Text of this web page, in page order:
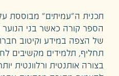
תכנית ה"עמיתים" מבוססת
הספר קורה כאשר בני הנוער
של הצפה במידע וקיטוב
תחליף, תלמידים מקשיבים
בצורה אותנטית ורלוונטית